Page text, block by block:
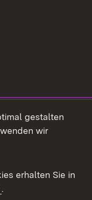
gestalten
wir
erhalten Sie in
.